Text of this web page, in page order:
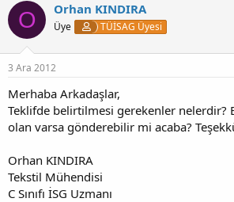
O Orhan KINDIRA
Üye TÜİSAG Üyesi
3 Ara 2012
Merhaba Arkadaşlar,
Teklifde belirtilmesi gerekenler nelerdir?
olan varsa gönderebilir mi acaba?
Orhan KINDIRA
Tekstil Mühendisi
C Sınıfı İSG Uzmanı